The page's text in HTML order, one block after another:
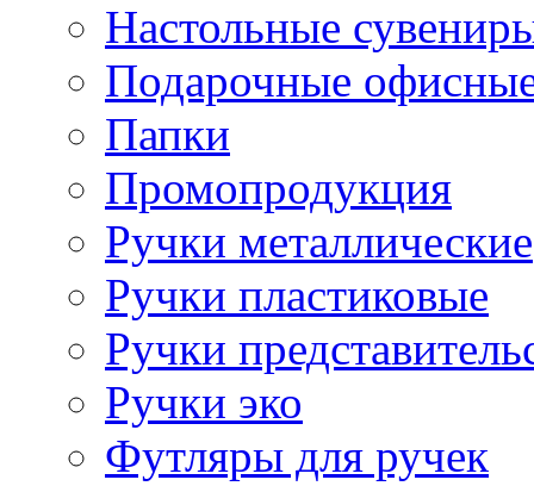
Настольные
Подарочные
Папки
Промопродукция
Ручки металлические
Ручки пластиковые
Ручки
Ручки эко
Футляры для ручек